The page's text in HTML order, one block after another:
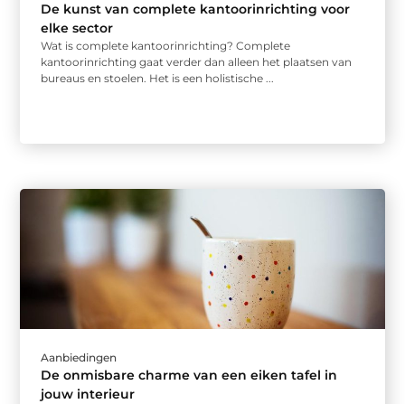
De kunst van complete kantoorinrichting voor
elke sector
Wat is complete kantoorinrichting? Complete
kantoorinrichting gaat verder dan alleen het plaatsen van
bureaus en stoelen. Het is een holistische ...
Aanbiedingen
De onmisbare charme van een eiken tafel in
jouw interieur